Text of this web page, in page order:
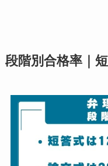
段階別合格率｜